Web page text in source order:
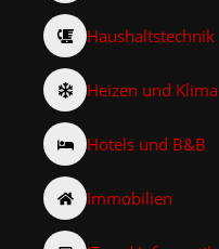
Haushaltstechnik
Heizen und Klima
Hotels und B&B
Immobilien